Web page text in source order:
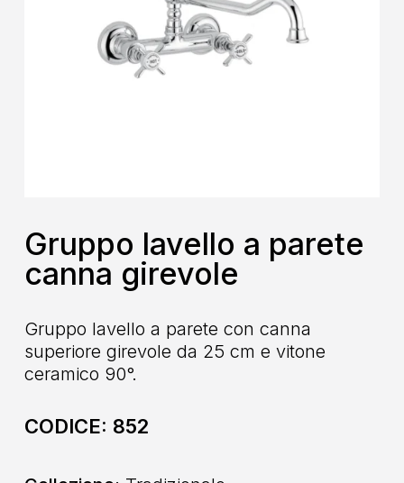
Gruppo lavello a parete
canna girevole
Gruppo lavello a parete con canna
superiore girevole da 25 cm e vitone
ceramico 90°.
CODICE: 852